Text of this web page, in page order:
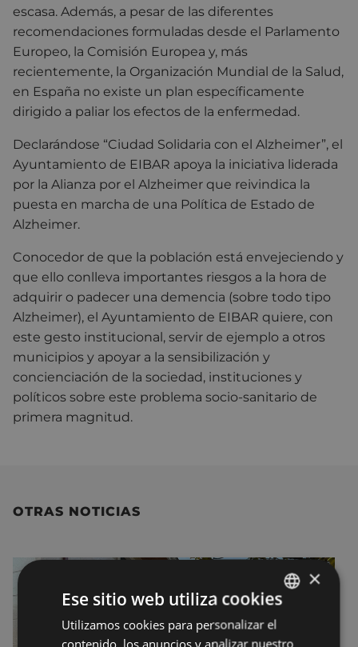
escasa. Además, a pesar de las diferentes
recomendaciones formuladas desde el Parlamento
Europeo, la Comisión Europea y, más
recientemente, la Organización Mundial de la Salud,
en España no existe un plan específicamente
dirigido a paliar los efectos de la enfermedad.
Declarándose “Ciudad Solidaria con el Alzheimer”, el
Ayuntamiento de EIBAR apoya la iniciativa liderada
por la Alianza por el Alzheimer que reivindica la
puesta en marcha de una Política de Estado de
Alzheimer.
Conocedor de que la población está envejeciendo y
que ello conlleva importantes riesgos a la hora de
adquirir o padecer una demencia (sobre todo tipo
Alzheimer), el Ayuntamiento de EIBAR quiere, con
este gesto institucional, servir de ejemplo a otros
municipios y apoyar a la sensibilización y
concienciación de la sociedad, instituciones y
políticos sobre este problema socio-sanitario de
primera magnitud.
OTRAS NOTICIAS
BASQUE
×
Ese sitio web utiliza cookies
Utilizamos cookies para personalizar el
contenido, los anuncios y analizar nuestro